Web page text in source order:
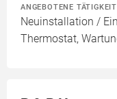
ANGEBOTENE
Neuinstallation /
Thermostat,